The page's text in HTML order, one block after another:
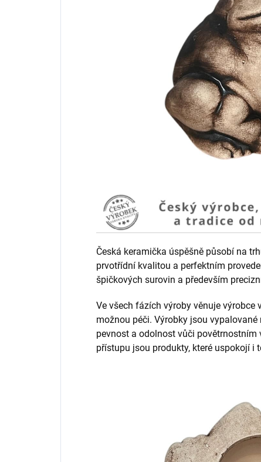
Česká keramička úspěšně působí na
prvotřídní kvalitou a perfektním
špičkových surovin a především
Ve všech fázích výroby věnuje
možnou péči. Výrobky jsou
pevnost a odolnost vůči
přístupu jsou produkty, které uspokojí i